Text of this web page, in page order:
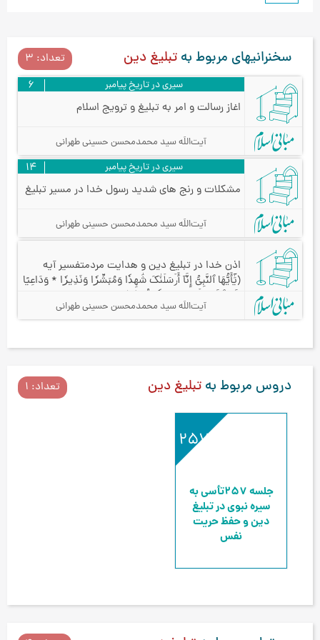
سخنرانیهای مربوط به تبلیغ دین تعداد: 3
سیری در تاریخ پیامبر 6
اغاز رسالت و امر به تبلیغ و ترویج اسلام
آیت‌اللَه سید محمدمحسن حسینی طهرانی
سیری در تاریخ پیامبر 14
مشکلات و رنج های شدید رسول خدا در مسیر تبلیغ
آیت‌اللَه سید محمدمحسن حسینی طهرانی
اذن خدا در تبلیغ دین و هدایت مردمتفسیر آیه
﴿يَٰٓأَيُّهَا ٱلنَّبِيُّ إِنَّآ أَرۡسَلۡنَٰكَ شَٰهِدٗا وَمُبَشِّرٗا وَنَذِيرٗا * وَدَاعِيًا
إِلَى ٱللَهِ بِإِذۡنِهِۦ وَسِرَاجٗا مُّنِيرٗا﴾
آیت‌اللَه سید محمدمحسن حسینی طهرانی
دروس مربوط به تبلیغ دین تعداد: 1
257
جلسه 257
تأسی به
سیره نبوی در تبلیغ
دین و حفظ حریت
نفس